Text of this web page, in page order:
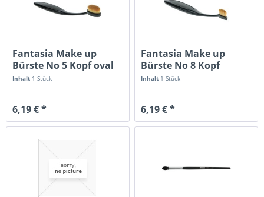
Fantasia Make up
Bürste No 5 Kopf oval
klein...
Inhalt 1 Stück
6,19 € *
Fantasia Make up
Bürste No 8 Kopf
schmal für...
Inhalt 1 Stück
6,19 € *